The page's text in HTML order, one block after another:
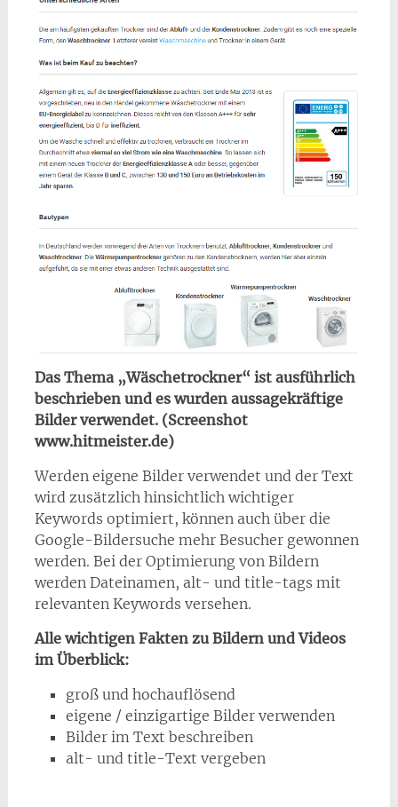
Das Thema „Wäschetrockner“ ist ausführlich
beschrieben und es wurden aussagekräftige
Bilder verwendet. (Screenshot
www.hitmeister.de)
Werden eigene Bilder verwendet und der Text
wird zusätzlich hinsichtlich wichtiger
Keywords optimiert, können auch über die
Google-Bildersuche mehr Besucher gewonnen
werden. Bei der Optimierung von Bildern
werden Dateinamen, alt- und title-tags mit
relevanten Keywords versehen.
Alle wichtigen Fakten zu Bildern und Videos
im Überblick:
groß und hochauflösend
eigene / einzigartige Bilder verwenden
Bilder im Text beschreiben
alt- und title-Text vergeben